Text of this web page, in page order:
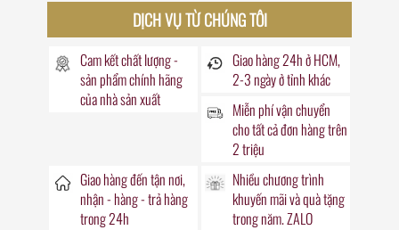
DỊCH VỤ TỪ CHÚNG TÔI
Cam kết chất lượng -
sản phẩm chính hãng
của nhà sản xuất
Giao hàng24hở HCM,
2-3 ngày ở tỉnh khác
Miễn phí vận chuyển
cho tất cả đơn hàng trên
2 triệu
Giao hàng đếntận nơi,
nhận - hàng - trả hàng
trong24h
Nhiều chương trình
khuyến mãivà quà tặng
trong năm. ZALO